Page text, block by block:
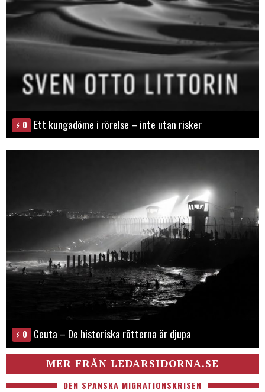
0 Ett kungadöme i rörelse – inte utan risker
0 Ceuta – De historiska rötterna är djupa
MER FRÅN LEDARSIDORNA.SE
DEN SPANSKA MIGRATIONSKRISEN